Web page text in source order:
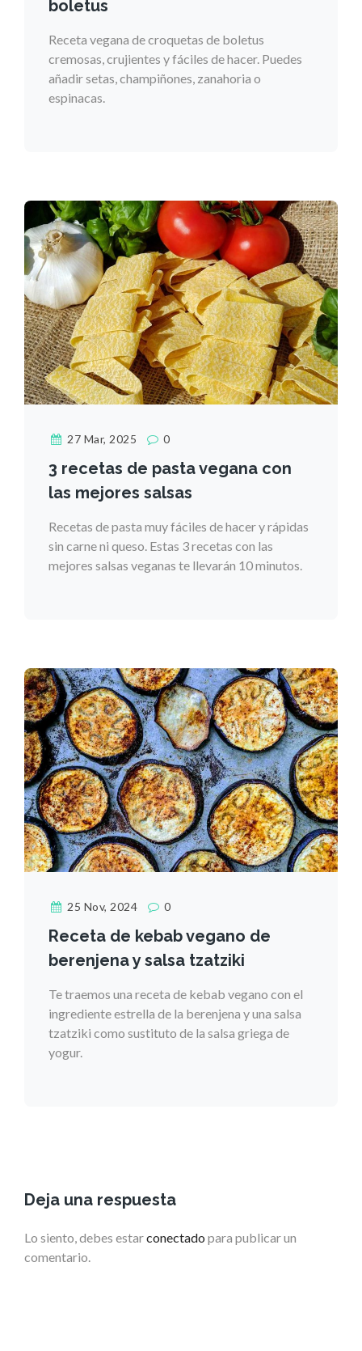
boletus
Receta vegana de croquetas de boletus
cremosas, crujientes y fáciles de hacer. Puedes
añadir setas, champiñones, zanahoria o
espinacas.
27 Mar, 2025 0
3 recetas de pasta vegana con
las mejores salsas
Recetas de pasta muy fáciles de hacer y rápidas
sin carne ni queso. Estas 3 recetas con las
mejores salsas veganas te llevarán 10 minutos.
25 Nov, 2024 0
Receta de kebab vegano de
berenjena y salsa tzatziki
Te traemos una receta de kebab vegano con el
ingrediente estrella de la berenjena y una salsa
tzatziki como sustituto de la salsa griega de
yogur.
Deja una respuesta
Lo siento, debes estarconectado para publicar un
comentario.